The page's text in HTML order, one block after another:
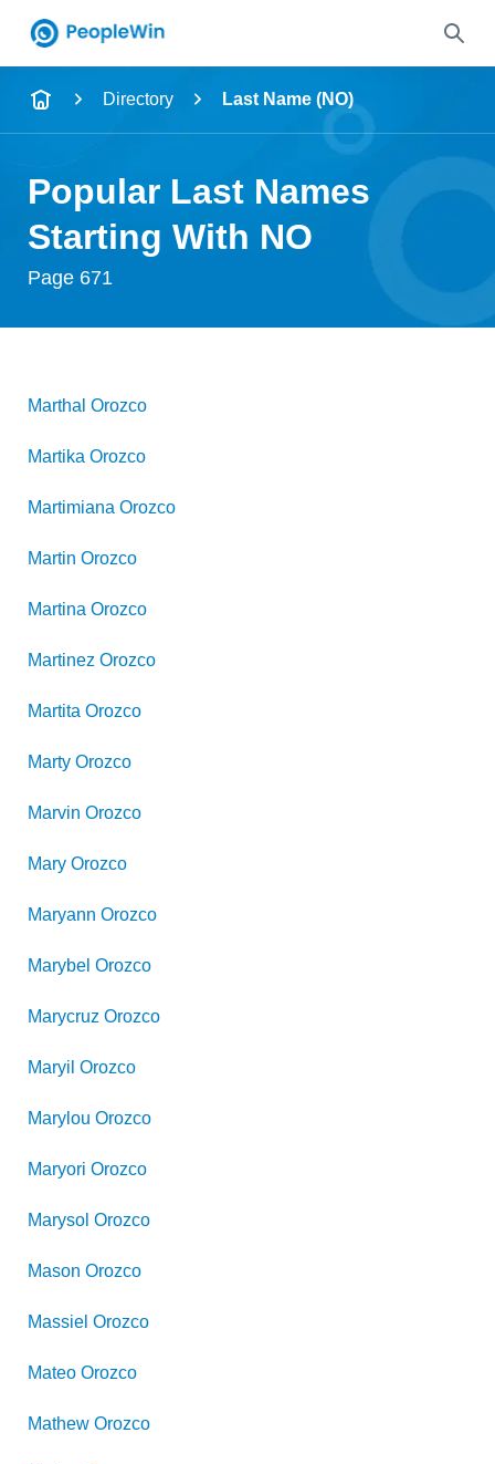
Name
City & State
Directory Last Name (NO)
Popular Last Names
Starting With NO
Page 671
Marthal Orozco
Martika Orozco
Martimiana Orozco
Martin Orozco
Martina Orozco
Martinez Orozco
Martita Orozco
Marty Orozco
Marvin Orozco
Mary Orozco
Maryann Orozco
Marybel Orozco
Marycruz Orozco
Maryil Orozco
Marylou Orozco
Maryori Orozco
Marysol Orozco
Mason Orozco
Massiel Orozco
Mateo Orozco
Mathew Orozco